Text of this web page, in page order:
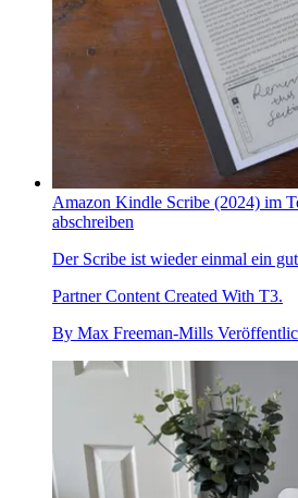
Amazon Kindle Scribe (2024) im
abschreiben
Der Scribe ist wieder einmal ein
Partner Content Created With T3.
By Max Freeman-Mills